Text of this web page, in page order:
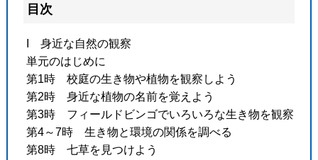
目次
I 身近な自然の観察
単元のはじめに
第1時 校庭の生き物や植物を観察しよう
第2時 身近な植物の名前を覚えよう
第3時 フィールドビンゴでいろいろな生き物を観察
第4～7時 生き物と環境の関係を調べる
第8時 七草を見つけよう